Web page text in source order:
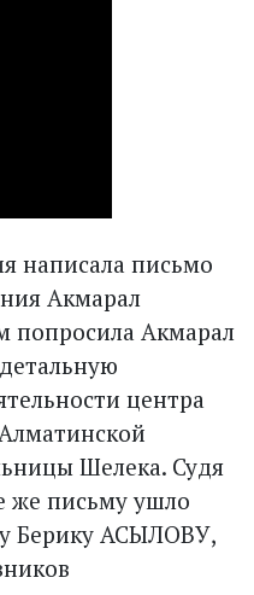
написала письмо
Акмарал
Акмарал
центра
Шелека. Судя
же письму ушло
Берику АСЫЛОВУ,